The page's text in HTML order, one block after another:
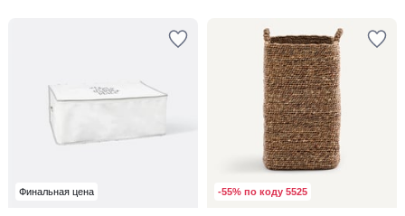
Финальная цена -55% по коду 5525